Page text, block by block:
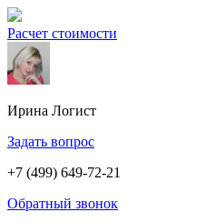
Расчет стоимости
Ирина Логист
Задать вопрос
+7 (499) 649-72-21
Обратный звонок